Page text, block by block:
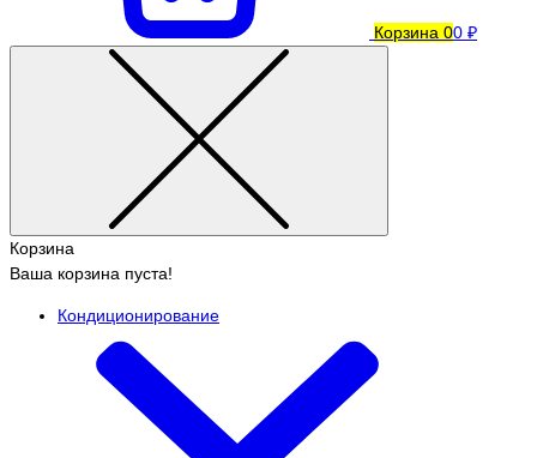
Корзина 00 ₽
Корзина
Ваша корзина пуста!
Кондиционирование